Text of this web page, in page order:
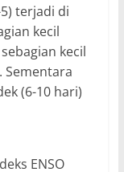
terjadi di
kecil
kecil
Sementara
(6-10 hari)
ENSO